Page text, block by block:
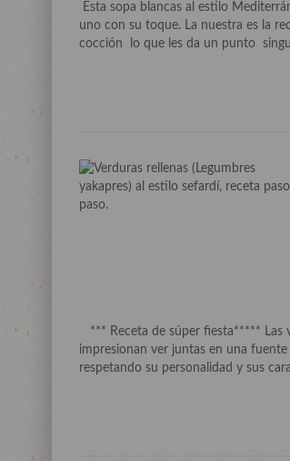
Esta sopa blancas al estilo
uno con su toque. La nuestra es la
cocción lo que les da un punto
*** Receta de súper fiesta***** Las
impresionan ver juntas en una
respetando su personalidad y sus